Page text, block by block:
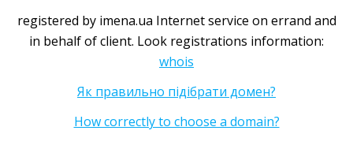
registered by imena.ua Internet service on errand and
in behalf of client. Look registrations information:
whois
Як правильно підібрати домен?
How correctly to choose a domain?